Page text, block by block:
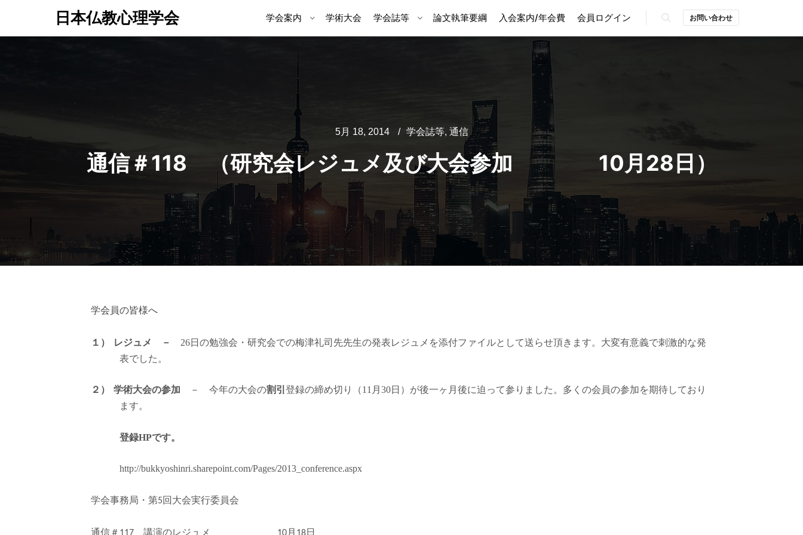
日本仏教心理学会 学会案内 学術大会 学会誌等 論文執筆要綱 入会案内/年会費 会員ログイン お問い合わせ
5月 18, 2014 学会誌等, 通信
通信＃118 （研究会レジュメ及び大会参加 10月28日）
学会員の皆様へ
１） レジュメ － 26日の勉強会・研究会での梅津礼司先先生の発表レジュメを添付ファイルとして送らせ頂きます。大変有意義で刺激的な発
表でした。
２） 学術大会の参加 － 今年の大会の割引 登録の締め切り（11月30日）が後一ヶ月後に迫って参りました。多くの会員の参加を期待しており
ます。
登録HPです。
http://bukkyoshinri.sharepoint.com/Pages/2013_conference.aspx
学会事務局・第5回大会実行委員会
通信＃ 講演のレジュメ 月 日